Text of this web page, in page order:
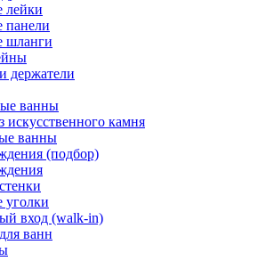
лейки
панели
шланги
держатели
ванны
искусственного камня
ванны
(подбор)
вход (walk-in)
ванн